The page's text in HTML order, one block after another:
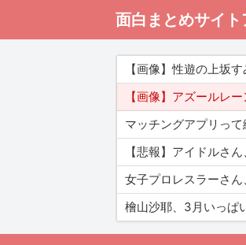
面白まとめサイト
【画像】性遊の上坂
【画像】アズールレ
マッチングアプリっ
【悲報】アイドルさ
女子プロレスラーさ
檜山沙耶、3月いっぱ